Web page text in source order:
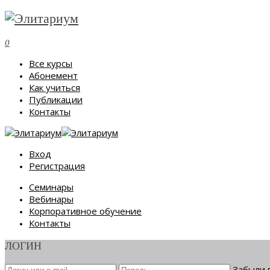
0
Все курсы
Абонемент
Как учиться
Публикации
Контакты
Вход
Регистрация
Семинары
Вебинары
Корпоративное обучение
Контакты
ЛОГИН